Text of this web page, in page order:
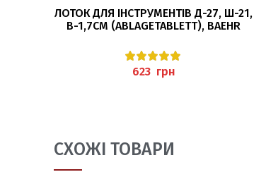
ЧИТАТИ ДАЛІ
ЛОТОК ДЛЯ ІНСТРУМЕНТІВ Д-27, Ш-21,
В-1,7СМ (ABLAGETABLETT), BAEHR
грн
СХОЖІ ТОВАРИ